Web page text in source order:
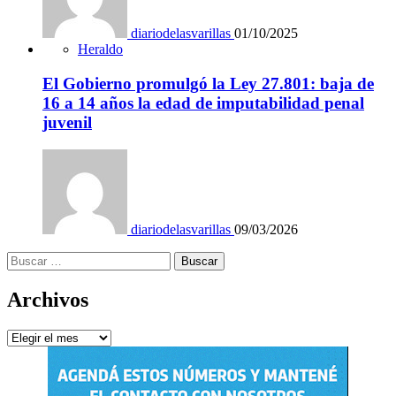
diariodelasvarillas 01/10/2025
Heraldo
El Gobierno promulgó la Ley 27.801: baja de
16 a 14 años la edad de imputabilidad penal
juvenil
diariodelasvarillas 09/03/2026
Buscar:
Archivos
Archivos